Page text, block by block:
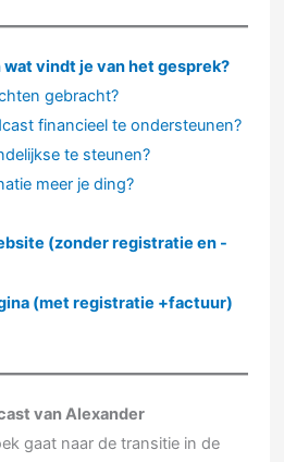
vindt je van het gesprek?
gebracht?
financieel te ondersteunen?
te steunen?
meer je ding?
(zonder registratie en -
(met registratie +factuur)
van Alexander
gaat naar de transitie in de